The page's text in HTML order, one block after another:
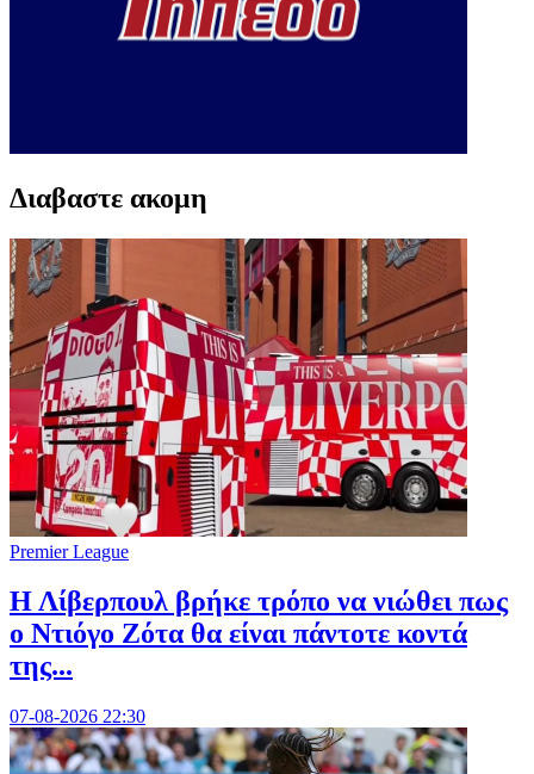
Διαβαστε ακομη
Premier League
Η Λίβερπουλ βρήκε τρόπο να νιώθει πως
ο Ντιόγο Ζότα θα είναι πάντοτε κοντά
της...
07-08-2026 22:30